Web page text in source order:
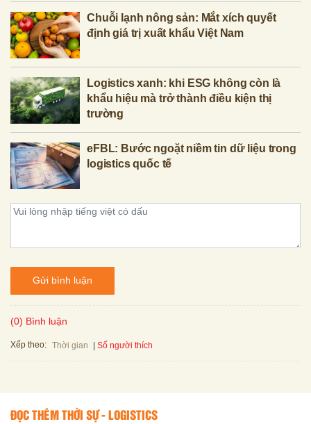
Chuỗi lạnh nông sản: Mắt xích quyết
định giá trị xuất khẩu Việt Nam
Logistics xanh: khi ESG không còn là
khẩu hiệu mà trở thành điều kiện thị
trường
eFBL: Bước ngoặt niềm tin dữ liệu trong
logistics quốc tế
Gửi bình luận
(0) Bình luận
Xếp theo: Thời gian Số người thích
ĐỌC THÊM THỜI SỰ - LOGISTICS